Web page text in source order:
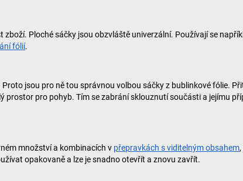
Ploché sáčky jsou obzvláště univerzální. Používají se
fólií.
jsou pro ně tou správnou volbou sáčky z bublinkové fólie.
pro pohyb. Tím se zabrání sklouznutí součásti a jejímu
množství a kombinacích v přepravkách s viditelným obsahem
opakovaně a lze je snadno otevřít a znovu zavřít.